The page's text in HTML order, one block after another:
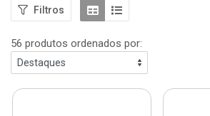
Filtros
56 produtos ordenados por: